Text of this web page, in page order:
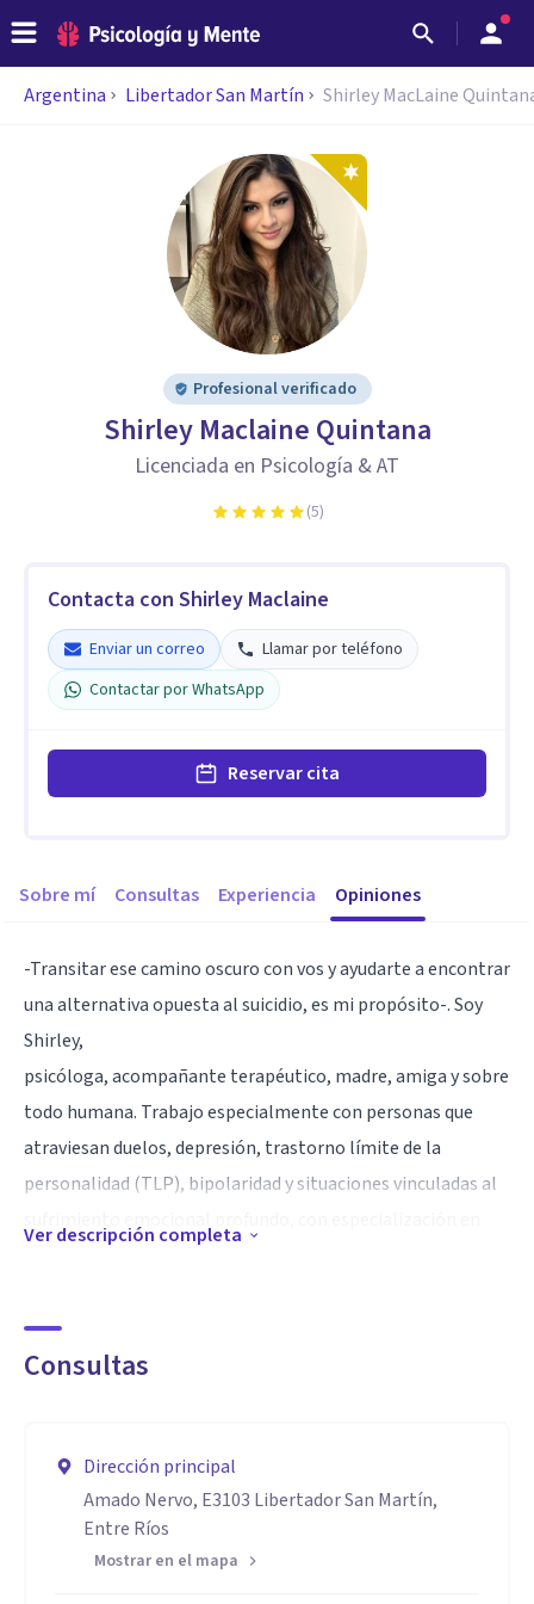
Argentina Libertador San Martín Shirley MacLaine
Profesional verificado
Shirley Maclaine Quintana
Licenciada en Psicología & AT
(5)
Contacta con Shirley Maclaine
Enviar un correo
Llamar por teléfono
Contactar por WhatsApp
Reservar cita
Sobre mí Consultas Experiencia Opiniones
-Transitar ese camino oscuro con vos y ayudarte a encontrar
una alternativa opuesta al suicidio, es mi propósito-. Soy
Shirley,
psicóloga, acompañante terapéutico, madre, amiga y sobre
todo humana. Trabajo especialmente con personas que
atraviesan duelos, depresión, trastorno límite de la
personalidad (TLP), bipolaridad y situaciones vinculadas al
Especialidad
crisis, dolor y transformación personal. Combino
herramientas de la psicología cognitivo-conductual,
narrativa y psicología positiva, adaptando cada proceso a
las necesidades particulares de cada paciente. Ya que,
Ver descripción completa
Consultas
Dirección principal
Amado Nervo, E3103 Libertador San Martín,
Entre Ríos
Mostrar en el mapa